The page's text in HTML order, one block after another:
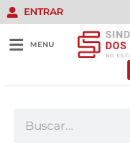
ENTRAR
MENU